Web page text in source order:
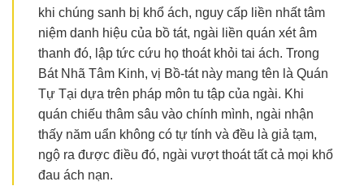
khi chúng sanh bị khổ ách, nguy cấp liền nhất tâm
niệm danh hiệu của bồ tát, ngài liền quán xét âm
thanh đó, lập tức cứu họ thoát khỏi tai ách. Trong
Bát Nhã Tâm Kinh, vị Bồ-tát này mang tên là Quán
Tự Tại dựa trên pháp môn tu tập của ngài. Khi
quán chiếu thâm sâu vào chính mình, ngài nhận
thấy năm uẩn không có tự tính và đều là giả tạm,
ngộ ra được điều đó, ngài vượt thoát tất cả mọi khổ
đau ách nạn.